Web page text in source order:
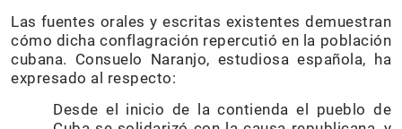
Las fuentes orales y escritas existentes demuestran
cómo dicha conflagración repercutió en la población
cubana. Consuelo Naranjo, estudiosa española, ha
expresado al respecto:
Desde el inicio de la contienda el pueblo de